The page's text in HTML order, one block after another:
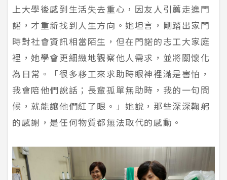
上大學後感到生活失去重心，因友人引薦走進門
諾，才重新找到人生方向。她坦言，剛踏出家門
時對社會資訊相當陌生，但在門諾的志工大家庭
裡，她學會更細緻地觀察他人需求，並將關懷化
為日常。「很多移工來求助時眼神裡滿是害怕，
我會陪他們說話；長輩孤單無助時，我的一句問
候，就能讓他們紅了眼。」她說，那些深深鞠躬
的感謝，是任何物質都無法取代的感動。